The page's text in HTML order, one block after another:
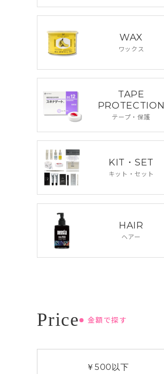
WAX
ワックス
TAPE
PROTECTION
テープ・保護
KIT・SET
キット・セット
HAIR
ヘアー
金額で探す
￥500以下